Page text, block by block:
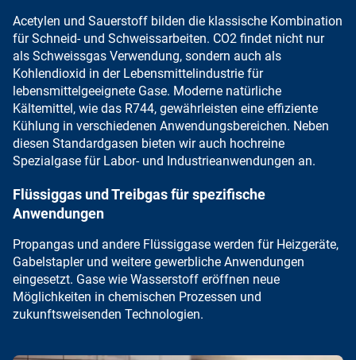
Acetylen und Sauerstoff bilden die klassische Kombination
für Schneid- und Schweissarbeiten. CO2 findet nicht nur
als Schweissgas Verwendung, sondern auch als
Kohlendioxid in der Lebensmittelindustrie für
lebensmittelgeeignete Gase. Moderne natürliche
Kältemittel , wie das R744, gewährleisten eine effiziente
Kühlung in verschiedenen Anwendungsbereichen. Neben
diesen Standardgasen bieten wir auch hochreine
Spezialgase für Labor- und Industrieanwendungen an.
Flüssiggas und Treibgas für spezifische
Anwendungen
Propangas und andere Flüssiggase werden für Heizgeräte,
Gabelstapler und weitere gewerbliche Anwendungen
eingesetzt. Gase wie Wasserstoff eröffnen neue
Möglichkeiten in chemischen Prozessen und
zukunftsweisenden Technologien.